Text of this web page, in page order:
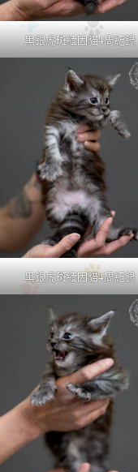
黑銀虎斑緬因貓4周紀錄
黑銀虎斑緬因貓4周紀錄